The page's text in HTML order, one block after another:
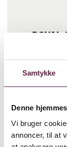
Samtykke
Denne
Vi bruger
annoncer, til at
Royal
1.120,00